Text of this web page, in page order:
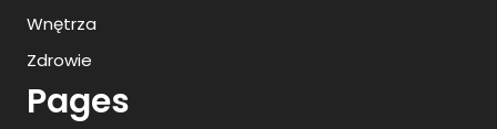
Wnętrza
Zdrowie
Pages